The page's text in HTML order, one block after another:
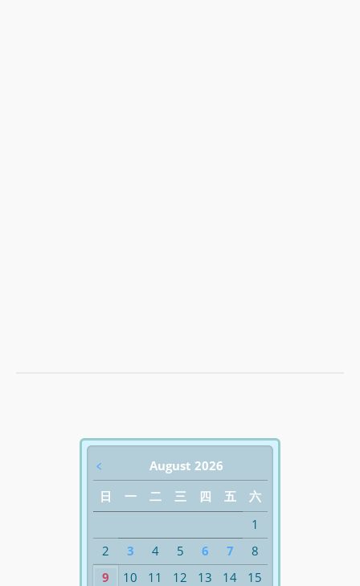
August 2026
﹤
日
一 二 三 四 五
六
1
2
3 4 5 6 7
8
9
10 11 12 13 14
15